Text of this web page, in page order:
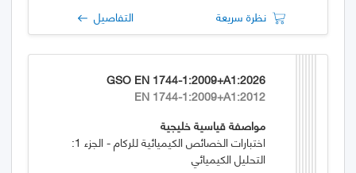
نظرة سريعة التفاصيل
GSO EN 1744-1:2009+A1:2026
EN 1744-1:2009+A1:2012
مواصفة قياسية خليجية
اختبارات الخصائص الكيميائية للركام - الجزء 1:
التحليل الكيميائي